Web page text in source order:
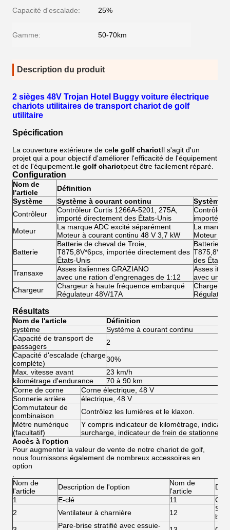
Capacité d'escalade: 25%
Gamme: 50-70km
Description du produit
2 sièges 48V Trojan Hotel Buggy voiture électrique
chariots utilitaires de transport chariot de golf
utilitaire
Spécification
La couverture extérieure de cele golf chariotIl s'agit d'un
projet qui a pour objectif d'améliorer l'efficacité de l'équipement
et de l'équipement. le golf chariotpeut être facilement réparé.
Configuration
Nom de
l'article
Définition
Système
Système à courant continu
Système
Contrôleur
Contrôleur Curtis 1266A-5201, 275A,
importé directement des États-Unis
Contrôleur
importé
Moteur
La marque ADC excité séparément
Moteur à courant continu 48 V 3,7 kW
La
Moteur à
Batterie
Batterie de cheval de Troie,
T875,8V*6pcs, importée directement des
États-Unis
Batterie
des États-
Transaxe
Asses italiennes GRAZIANO
avec une ration d'engrenages de 1:12
Asses
avec une
Chargeur
Chargeur à haute fréquence embarqué
Régulateur 48V/17A
Chargeur
Résultats
Nom de l'article
Définition
système
Système à courant continu
Capacité de transport de
passagers
2
Capacité d'escalade (charge
complète)
30%
Max. vitesse avant
23 km/h
kilométrage d'endurance
70 à 90 km
Corne de corne
Corne électrique, 48 V
Sonnerie arrière
électrique, 48 V
Commutateur de
combinaison
Contrôlez les lumières et le klaxon.
Mètre numérique
(facultatif)
Y compris indicateur de kilométrage,
surcharge, indicateur de frein de
Accès à l'option
Pour augmenter la valeur de vente de notre chariot de golf,
nous fournissons également de nombreux accessoires en
option
Nom de
l'article
Description de l'option
Nom de
l'article
1
E-clé 11
2
Ventilateur à charnière 12
Pare-brise stratifié avec essuie-